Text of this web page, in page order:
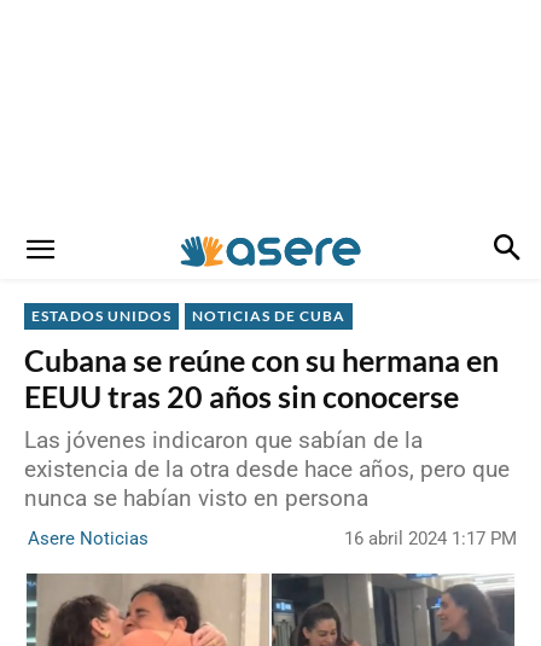
ESTADOS UNIDOS NOTICIAS DE CUBA
Cubana se reúne con su hermana en
EEUU tras 20 años sin conocerse
Las jóvenes indicaron que sabían de la
existencia de la otra desde hace años, pero que
nunca se habían visto en persona
Asere Noticias 16 abril 2024 1:17 PM